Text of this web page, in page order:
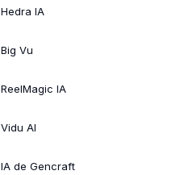
Hedra IA
Big Vu
ReelMagic IA
Vidu AI
IA de Gencraft